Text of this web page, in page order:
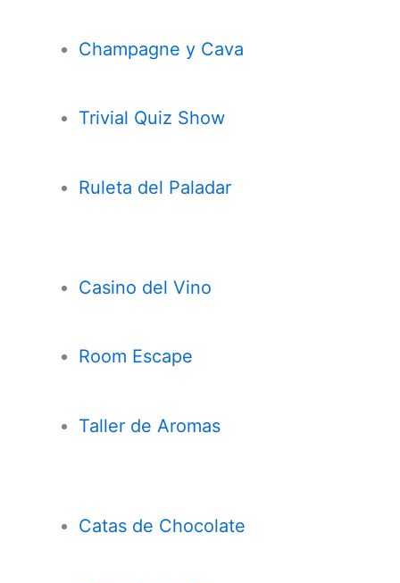
Champagne y Cava
Trivial Quiz Show
Ruleta del Paladar
Casino del Vino
Room Escape
Taller de Aromas
Catas de Chocolate